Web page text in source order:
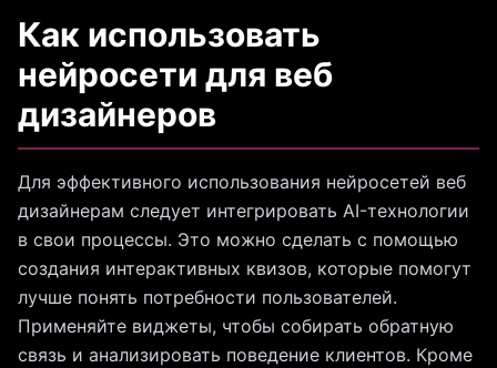
Как использовать
нейросети для веб
дизайнеров
Для эффективного использования нейросетей веб
дизайнерам следует интегрировать AI-технологии
в свои процессы. Это можно сделать с помощью
создания интерактивных квизов, которые помогут
лучше понять потребности пользователей.
Применяйте виджеты, чтобы собирать обратную
связь и анализировать поведение клиентов. Кроме